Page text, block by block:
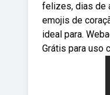
felizes, dias de
emojis de
ideal para.
Grátis para uso